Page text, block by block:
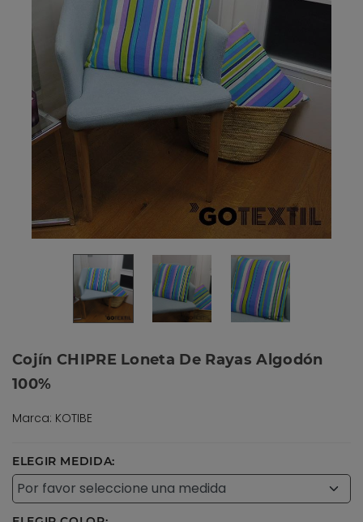
Cojín CHIPRE Loneta De Rayas Algodón
100%
Marca: KOTIBE
ELEGIR MEDIDA: